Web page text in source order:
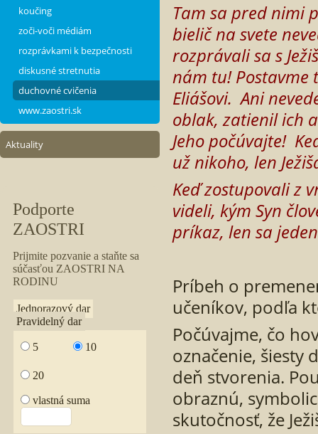
koučing
zoči-voči médiám
rozprávkami k bezpečnosti
diskusné stretnutia
duchovné cvičenia
www.zaostri.sk
Aktuality
Tam sa pred nimi
bielič na svete
rozprávali sa s
nám tu! Postavme
Eliášovi. Ani
oblak, zatienil ich
Jeho počúvajte!
už nikoho, len
Keď zostupovali z
videli, kým Syn
príkaz, len sa
Príbeh o
učeníkov, podľa
Počúvajme, čo
označenie, šiesty
deň stvorenia.
obraznú,
skutočnosť, že